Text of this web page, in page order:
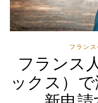
フラン
フランス
ックス）